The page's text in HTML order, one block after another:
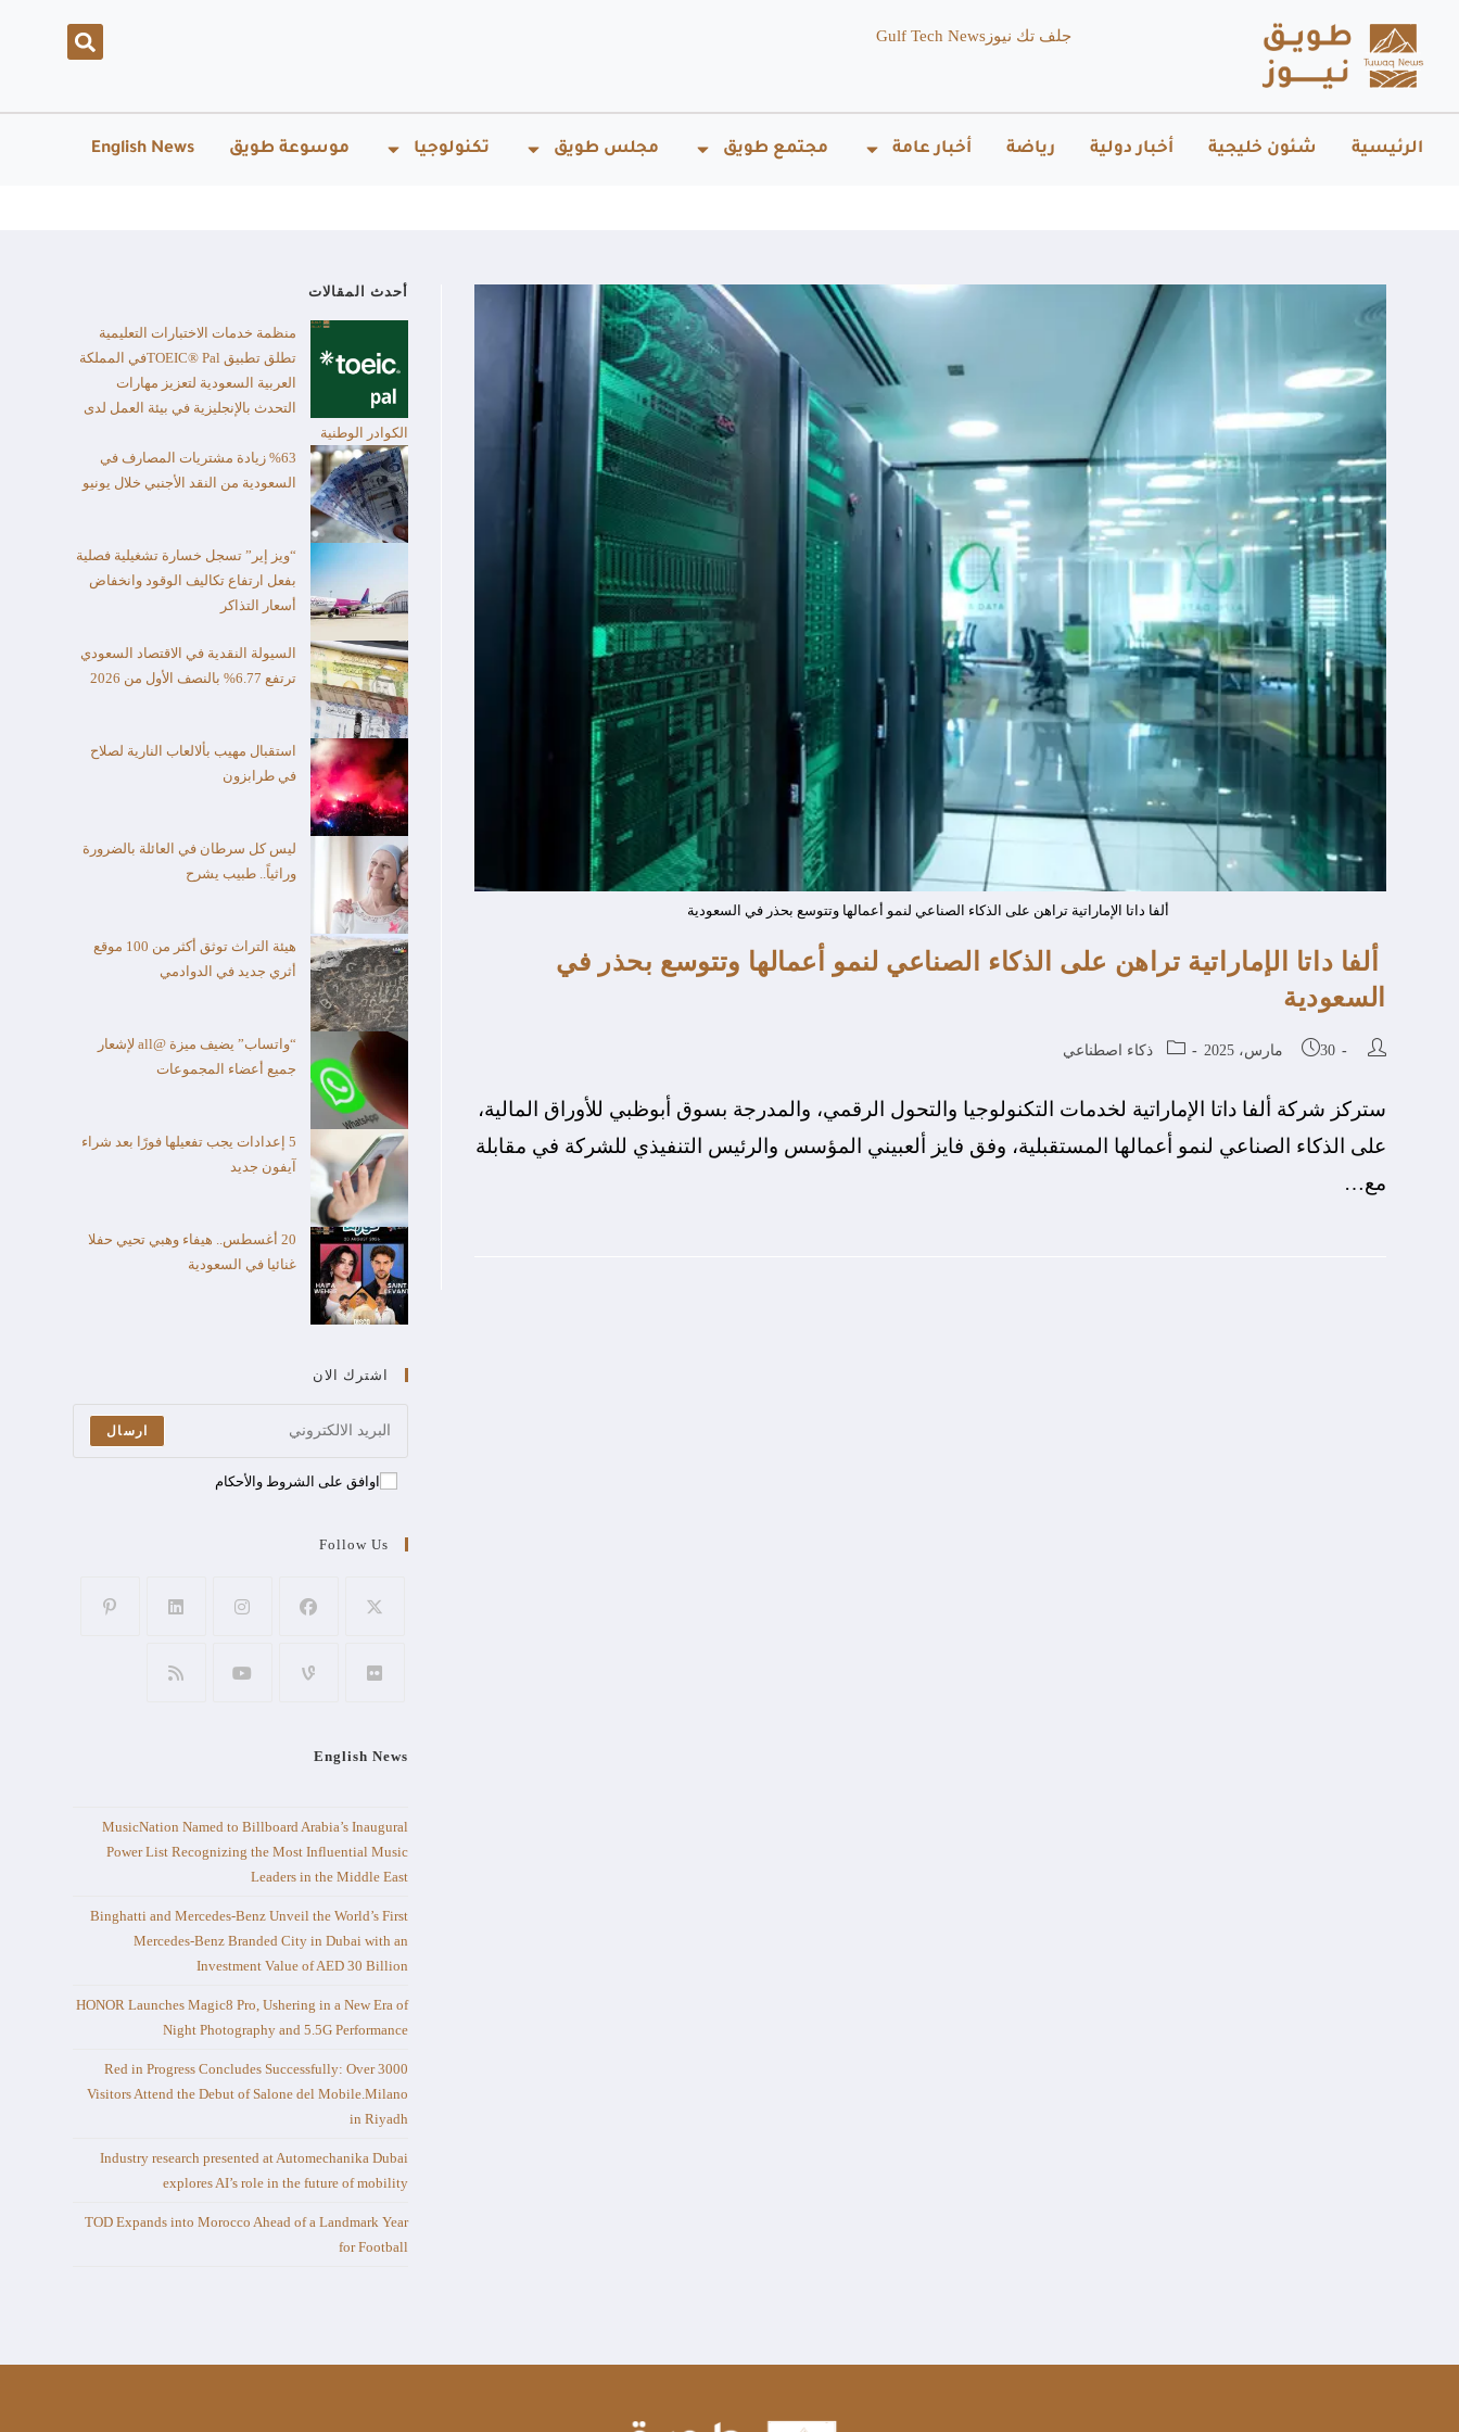
جلف تك نيوز Gulf Tech News
الرئيسية شئون خليجية أخبار دولية رياضة أخبار عامة مجتمع طويق مجلس طويق تكنولوجيا موسوعة طويق English News
ألفا داتا الإماراتية تراهن على الذكاء الصناعي لنمو أعمالها وتتوسع بحذر في السعودية
ألفا داتا الإماراتية تراهن على الذكاء الصناعي لنمو أعمالها وتتوسع بحذر في
السعودية
30 مارس، 2025 ذكاء اصطناعي
ستركز شركة ألفا داتا الإماراتية لخدمات التكنولوجيا والتحول الرقمي، والمدرجة بسوق أبوظبي للأوراق المالية،
على الذكاء الصناعي لنمو أعمالها المستقبلية، وفق فايز ألعبيني المؤسس والرئيس التنفيذي للشركة في مقابلة
مع…
أحدث المقالات
منظمة خدمات الاختبارات التعليمية
تطلق تطبيق TOEIC® Palفي المملكة
العربية السعودية لتعزيز مهارات
التحدث بالإنجليزية في بيئة العمل لدى
الكوادر الوطنية
%63 زيادة مشتريات المصارف في
السعودية من النقد الأجنبي خلال يونيو
“ويز إير” تسجل خسارة تشغيلية فصلية
بفعل ارتفاع تكاليف الوقود وانخفاض
أسعار التذاكر
السيولة النقدية في الاقتصاد السعودي
ترتفع 6.77% بالنصف الأول من 2026
استقبال مهيب بألالعاب النارية لصلاح
في طرابزون
ليس كل سرطان في العائلة بالضرورة
وراثياً.. طبيب يشرح
هيئة التراث توثق أكثر من 100 موقع
أثري جديد في الدوادمي
“واتساب” يضيف ميزة @all لإشعار
جميع أعضاء المجموعات
5 إعدادات يجب تفعيلها فورًا بعد شراء
آيفون جديد
20 أغسطس.. هيفاء وهبي تحيي حفلا
غنائيا في السعودية
اشترك الان
ارسال
اوافق على الشروط والأحكام
Follow Us
English News
MusicNation Named to Billboard Arabia’s Inaugural
Power List Recognizing the Most Influential Music
Leaders in the Middle East
Binghatti and Mercedes-Benz Unveil the World’s First
Mercedes-Benz Branded City in Dubai with an
Investment Value of AED 30 Billion
HONOR Launches Magic8 Pro, Ushering in a New Era of
Night Photography and 5.5G Performance
Red in Progress Concludes Successfully: Over 3000
Visitors Attend the Debut of Salone del Mobile.Milano
in Riyadh
Industry research presented at Automechanika Dubai
explores AI’s role in the future of mobility
TOD Expands into Morocco Ahead of a Landmark Year
for Football